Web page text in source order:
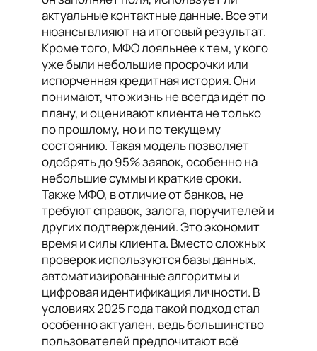
актуальные контактные данные. Все эти
нюансы влияют на итоговый результат.
Кроме того, МФО лояльнее к тем, у кого
уже были небольшие просрочки или
испорченная кредитная история. Они
понимают, что жизнь не всегда идёт по
плану, и оценивают клиента не только
по прошлому, но и по текущему
состоянию. Такая модель позволяет
одобрять до 95% заявок, особенно на
небольшие суммы и краткие сроки.
Также МФО, в отличие от банков, не
требуют справок, залога, поручителей и
других подтверждений. Это экономит
время и силы клиента. Вместо сложных
проверок используются базы данных,
автоматизированные алгоритмы и
цифровая идентификация личности. В
условиях 2025 года такой подход стал
особенно актуален, ведь большинство
пользователей предпочитают всё